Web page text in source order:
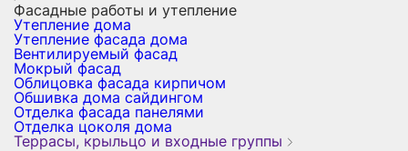
Фасадные работы и утепление
Утепление дома
Утепление фасада дома
Вентилируемый фасад
Мокрый фасад
Облицовка фасада кирпичом
Обшивка дома сайдингом
Отделка фасада панелями
Отделка цоколя дома
Террасы, крыльцо и входные группы